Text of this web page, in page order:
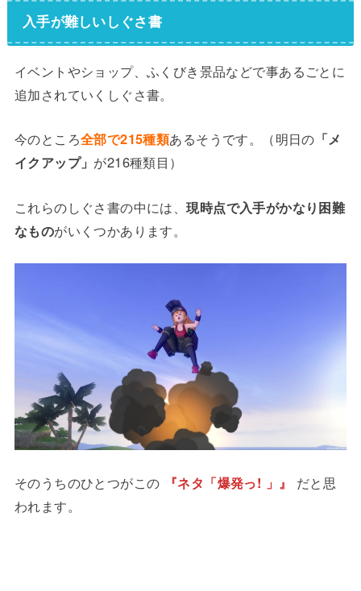
入手が難しいしぐさ書
イベントやショップ、ふくびき景品などで事あるごとに
追加されていくしぐさ書。
今のところ全部で215種類あるそうです。（明日の 「メ
イクアップ」 が216種類目）
これらのしぐさ書の中には、現時点で入手がかなり困難
なものがいくつかあります。
そのうちのひとつがこの 『ネタ「爆発っ! 」』
だと思
われます。